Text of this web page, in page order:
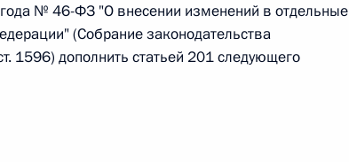
г. № 250-ФЗ
№ 46-ФЗ "О внесении изменений в отдельные
(Собрание законодательства
1596) дополнить статьей 201 следующего